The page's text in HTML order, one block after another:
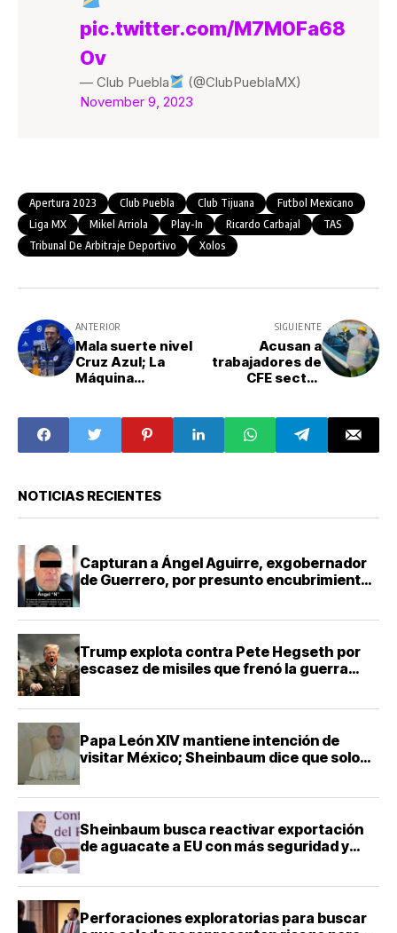
pic.twitter.com/M7M0Fa68
Ov
— Club Puebla
(@ClubPueblaMX)
November 9, 2023
Apertura 2023 Club Puebla Club Tijuana
Futbol Mexicano
Liga MX
Mikel Arriola Play-In Ricardo Carbajal
TAS
Tribunal De Arbitraje Deportivo
Xolos
ANTERIOR
Mala suerte nivel
Cruz Azul; La
Máquina
tras resolución
del TAS favorable
al Club Puebla
SIGUIENTE
Acusan a
trabajadores de
CFE sector
para
reconexiones
NOTICIAS RECIENTES
Capturan a Ángel Aguirre, exgobernador
de Guerrero, por presunto encubrimiento
Trump explota contra Pete Hegseth por
escasez de misiles que frenó la guerra
Papa León XIV mantiene intención de
visitar México; Sheinbaum dice que solo
Sheinbaum busca reactivar exportación
de aguacate a EU con más seguridad y
Perforaciones exploratorias para buscar